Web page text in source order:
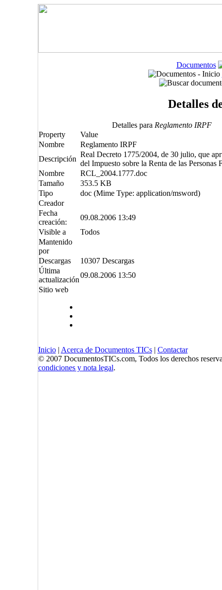
Documentos
Detalles
Detalles para Reglamento IRPF
Property
Value
Nombre
Reglamento IRPF
Descripción
Real Decreto 1775/2004, de 30 julio, que
del Impuesto sobre la Renta de las Personas
Nombre
RCL_2004.1777.doc
Tamaño
353.5 KB
Tipo
doc (Mime Type: application/msword)
Creador
Fecha
creación:
09.08.2006 13:49
Visible a
Todos
Mantenido
por
Descargas
10307 Descargas
Última
actualización
09.08.2006 13:50
Sitio web
Inicio| Acerca de Documentos TICs| Contactar
© 2007 DocumentosTICs.com, Todos los derechos
condiciones y nota legal.